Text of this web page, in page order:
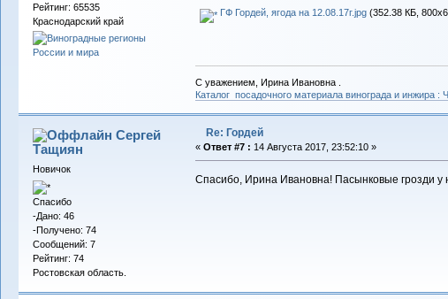
Рейтинг: 65535
Краснодарский край
ГФ Гордей, ягода на 12.08.17г.jpg(352.38 КБ,
С уважением, Ирина Ивановна .
Каталог посадочного материала винограда и
Сергей
Тащиян
Новичок
Спасибо
-Дано: 46
-Получено: 74
Сообщений: 7
Рейтинг: 74
Ростовская область.
Re: Гордей
« Ответ #7 : 14 Августа 2017, 23:52:10 »
Спасибо, Ирина Ивановна! Пасынковые грозди у